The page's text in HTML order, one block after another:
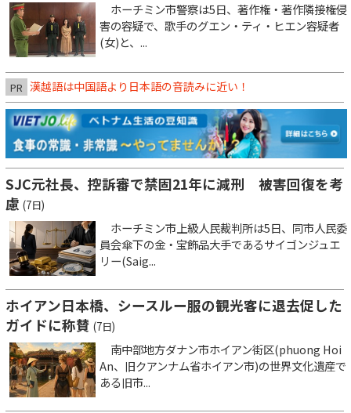
ホーチミン市警察は5日、著作権・著作隣接権侵
害の容疑で、歌手のグエン・ティ・ヒエン容疑者
(女)と、...
PR 漢越語は中国語より日本語の音読みに近い！
SJC元社長、控訴審で禁固21年に減刑 被害回復を考
慮 (7日)
ホーチミン市上級人民裁判所は5日、同市人民委
員会傘下の金・宝飾品大手であるサイゴンジュエ
リー(Saig...
ホイアン日本橋、シースルー服の観光客に退去促した
ガイドに称賛 (7日)
南中部地方ダナン市ホイアン街区(phuong Hoi
An、旧クアンナム省ホイアン市)の世界文化遺産で
ある旧市...